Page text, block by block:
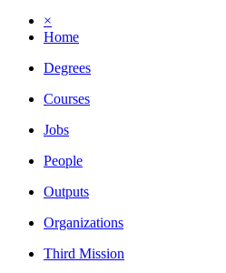
×
Home
Degrees
Courses
Jobs
People
Outputs
Organizations
Third Mission